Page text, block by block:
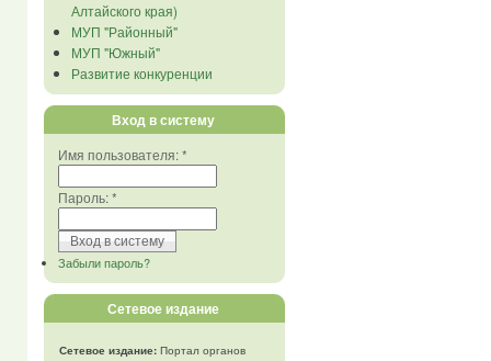
Алтайского края)
МУП "Районный"
МУП "Южный"
Развитие конкуренции
Вход в систему
Имя пользователя:*
Пароль:*
Забыли пароль?
Сетевое издание
Сетевое издание:Портал органов